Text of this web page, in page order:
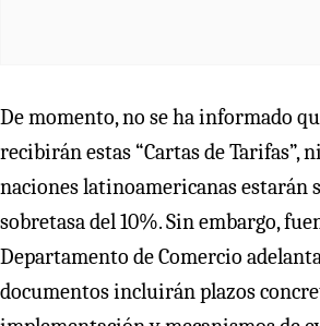
De momento, no se ha informado
recibirán estas “Cartas de Tarifas”,
naciones latinoamericanas estarán
sobretasa del 10%. Sin embargo,
Departamento de Comercio
documentos incluirán plazos